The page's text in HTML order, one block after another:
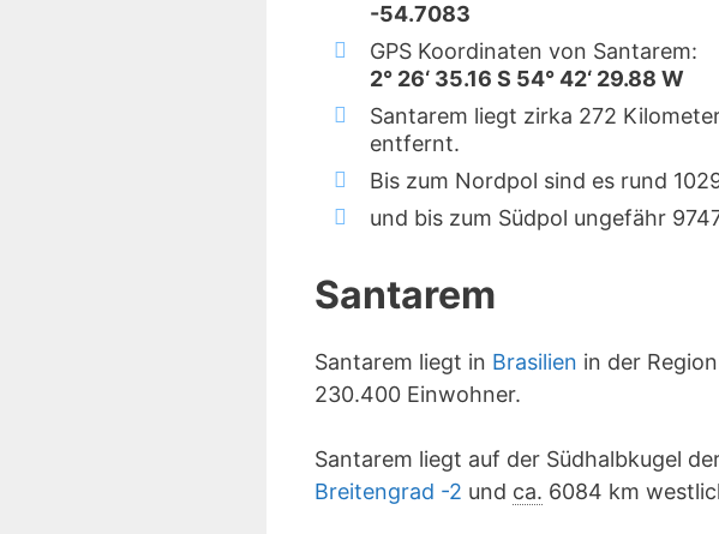
-54.7083
GPS Koordinaten von Santarem:
2° 26‘ 35.16 S 54° 42‘ 29.88 W
Santarem liegt zirka 272
entfernt.
Bis zum Nordpol sind es rund
und bis zum Südpol ungefähr
Santarem
Santarem liegt in Brasilien in der
230.400 Einwohner.
Santarem liegt auf der Südhalbkugel
Breitengrad -2 und ca. 6084 km